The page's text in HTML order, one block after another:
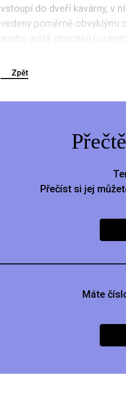
vstoupí do dveří kavárny, v
vedeny poměrně obvyklými
anebo ještě obecněji
Zpět
Přečíst si jej
Máte